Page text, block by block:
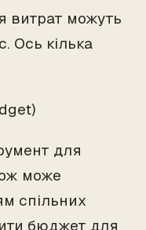
витрат можуть
Ось кілька
для
може
спільних
бюджет для